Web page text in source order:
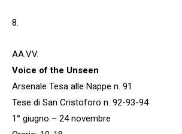
8.
AA.VV.
Voice of the Unseen
Arsenale Tesa alle Nappe n. 91
Tese di San Cristoforo n. 92-93-94
1° giugno – 24 novembre
collezionista